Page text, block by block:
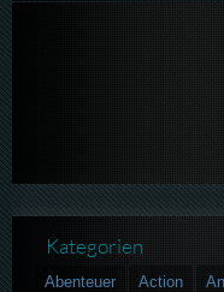
Kategorien
Abenteuer Action